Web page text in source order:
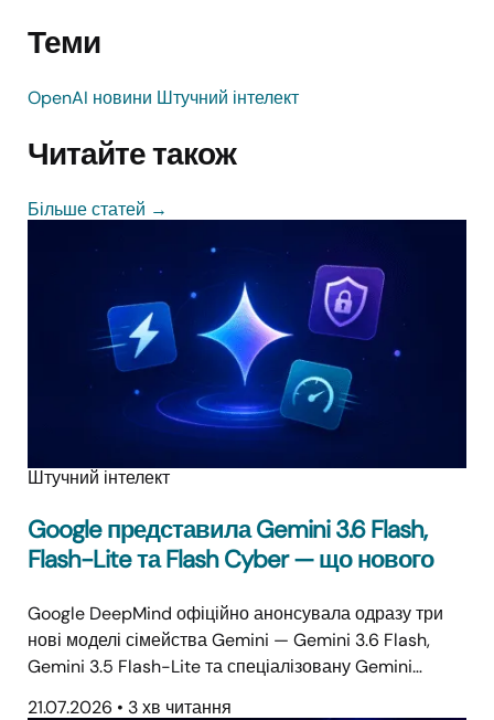
Теми
OpenAI новини Штучний інтелект
Читайте також
Більше статей →
Штучний інтелект
Google представила Gemini 3.6 Flash,
Flash-Lite та Flash Cyber — що нового
Google DeepMind офіційно анонсувала одразу три
нові моделі сімейства Gemini — Gemini 3.6 Flash,
Gemini 3.5 Flash-Lite та спеціалізовану Gemini…
21.07.2026 • 3 хв читання